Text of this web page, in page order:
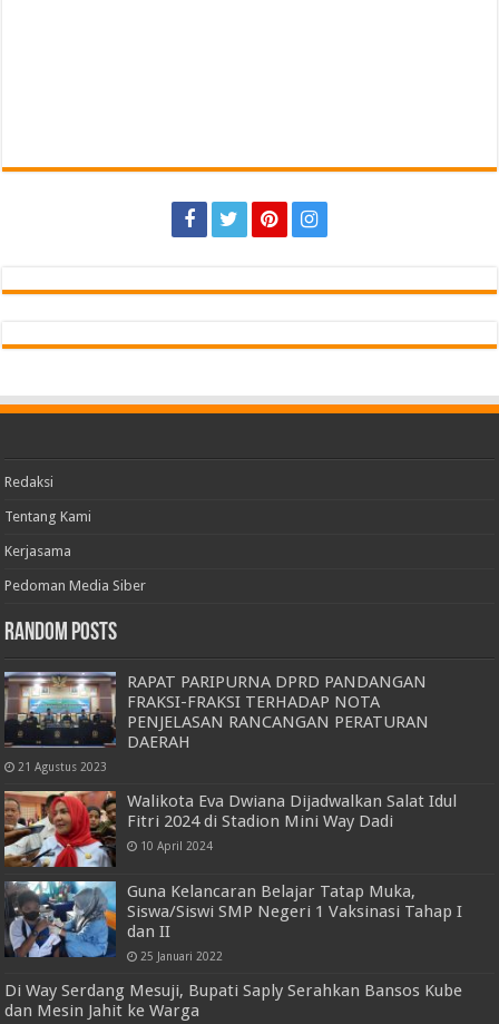
Redaksi
Tentang Kami
Kerjasama
Pedoman Media Siber
Random Posts
RAPAT PARIPURNA DPRD PANDANGAN
FRAKSI-FRAKSI TERHADAP NOTA
PENJELASAN RANCANGAN PERATURAN
DAERAH
21 Agustus 2023
Walikota Eva Dwiana Dijadwalkan Salat Idul
Fitri 2024 di Stadion Mini Way Dadi
10 April 2024
Guna Kelancaran Belajar Tatap Muka,
Siswa/Siswi SMP Negeri 1 Vaksinasi Tahap I
dan II
25 Januari 2022
Di Way Serdang Mesuji, Bupati Saply Serahkan Bansos Kube
dan Mesin Jahit ke Warga